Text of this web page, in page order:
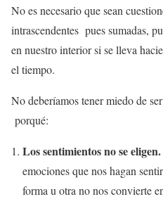
No es necesario que sean
intrascendentes pues sumadas,
en nuestro interior si se lleva
el tiempo.
No deberíamos tener miedo de
porqué:
Los sentimientos no se eligen.
emociones que nos hagan
forma u otra no nos convierte